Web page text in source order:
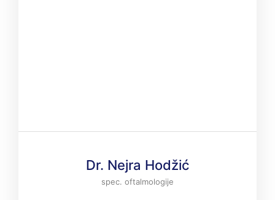
Dr. Nejra Hodžić
spec. oftalmologije